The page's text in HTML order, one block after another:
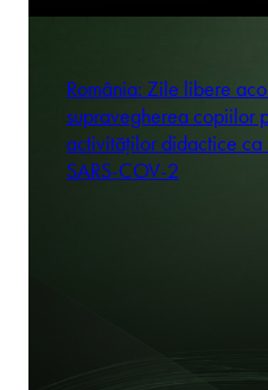
România: Zile libere
supravegherea copiilor
activităților didactice ca
SARS-COV-2